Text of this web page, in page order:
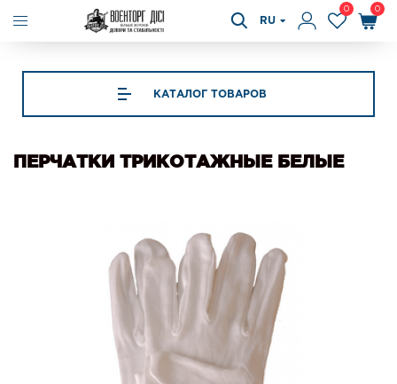
RU
0 0
КАТАЛОГ ТОВАРОВ
ПЕРЧАТКИ ТРИКОТАЖНЫЕ БЕЛЫЕ